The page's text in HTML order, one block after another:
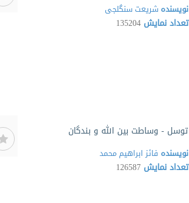
نویسنده شریعت سنگلجی
تعداد نمایش 135204
توسل - وساطت بین الله و بندگان
نویسنده فائز ابراهیم محمد
تعداد نمایش 126587